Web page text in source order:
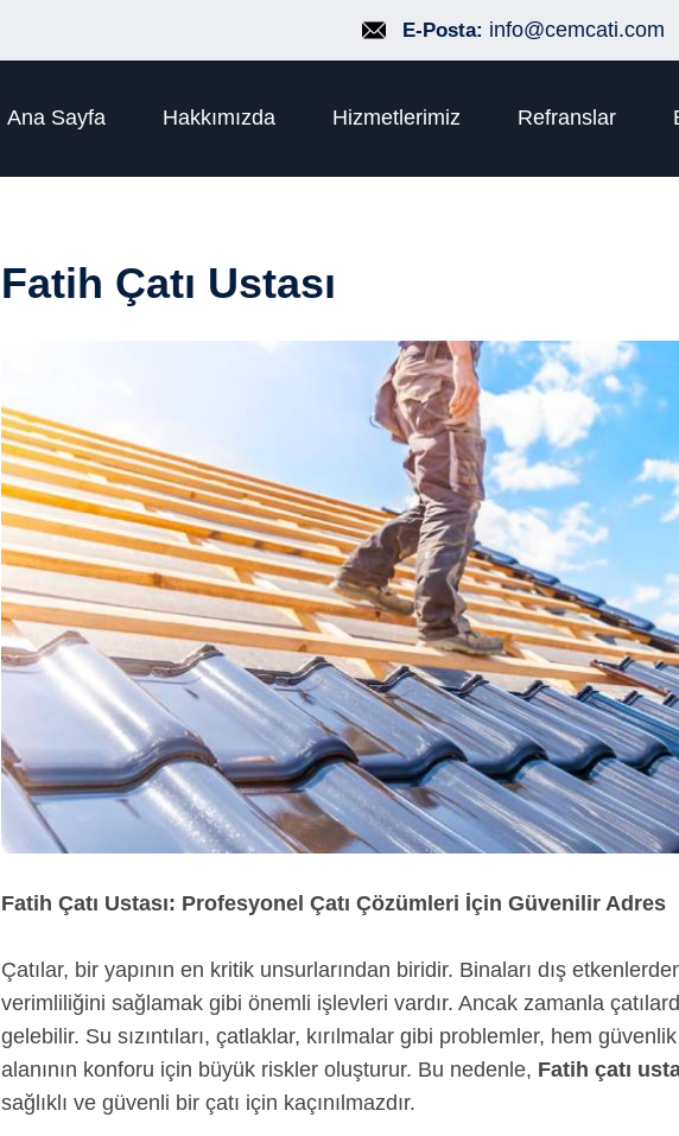
E-Posta: info@cemcati.com
Ana Sayfa Hakkımızda Hizmetlerimiz Refranslar
Fatih Çatı Ustası
Fatih Çatı Ustası: Profesyonel Çatı Çözümleri İçin Güvenilir Adres
Çatılar, bir yapının en kritik unsurlarından biridir. Binaları dış
verimliliğini sağlamak gibi önemli işlevleri vardır. Ancak zamanla
gelebilir. Su sızıntıları, çatlaklar, kırılmalar gibi problemler, hem
alanının konforu için büyük riskler oluşturur. Bu nedenle, Fatih çatı
sağlıklı ve güvenli bir çatı için kaçınılmazdır.